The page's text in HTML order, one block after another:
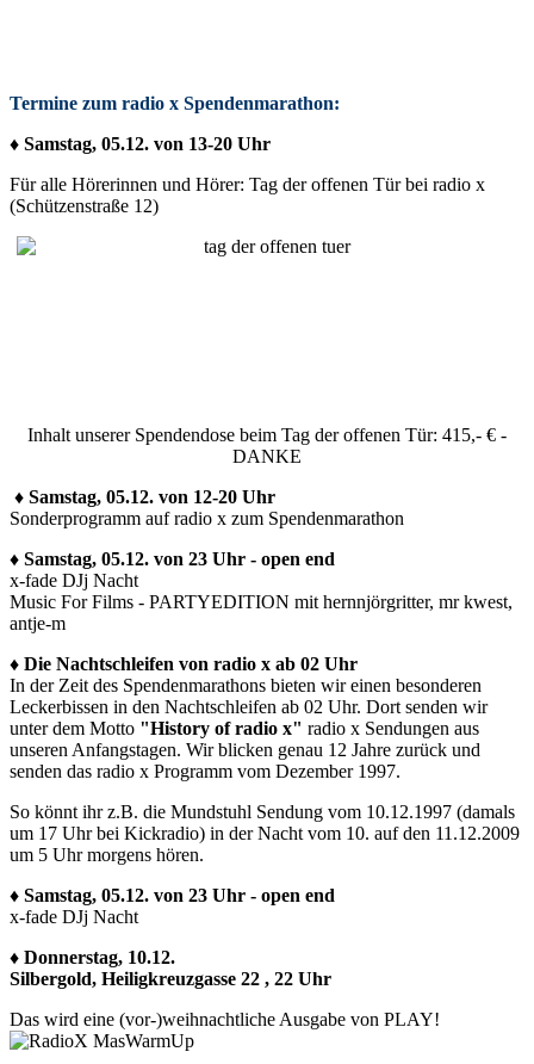
Termine zum radio x Spendenmarathon:
♦ Samstag, 05.12. von 13-20 Uhr
Für alle Hörerinnen und Hörer: Tag der offenen Tür bei radio x
(Schützenstraße 12)
Inhalt unserer Spendendose beim Tag der offenen Tür: 415,- € -
DANKE
♦ Samstag, 05.12. von 12-20 Uhr
Sonderprogramm auf radio x zum Spendenmarathon
♦ Samstag, 05.12. von 23 Uhr - open end
x-fade DJj Nacht
Music For Films - PARTYEDITION mit hernnjörgritter, mr kwest,
antje-m
♦ Die Nachtschleifen von radio x ab 02 Uhr
In der Zeit des Spendenmarathons bieten wir einen besonderen
Leckerbissen in den Nachtschleifen ab 02 Uhr. Dort senden wir
unter dem Motto "History of radio x" radio x Sendungen aus
unseren Anfangstagen. Wir blicken genau 12 Jahre zurück und
senden das radio x Programm vom Dezember 1997.
So könnt ihr z.B. die Mundstuhl Sendung vom 10.12.1997 (damals
um 17 Uhr bei Kickradio) in der Nacht vom 10. auf den 11.12.2009
um 5 Uhr morgens hören.
♦ Samstag, 05.12. von 23 Uhr - open end
x-fade DJj Nacht
♦ Donnerstag, 10.12.
Silbergold, Heiligkreuzgasse 22 , 22 Uhr
Das wird eine (vor-)weihnachtliche Ausgabe von PLAY!